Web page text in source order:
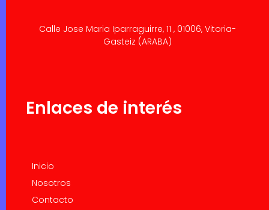
Calle Jose Maria Iparraguirre, 11 , 01006, Vitoria-
Gasteiz (ARABA)
Enlaces de interés
Inicio
Nosotros
Contacto